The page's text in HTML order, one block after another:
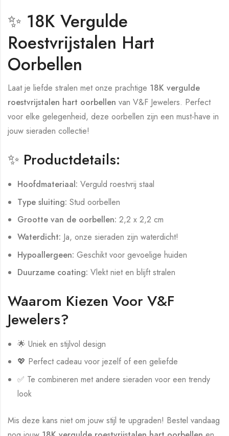
✨ 18K Vergulde
Roestvrijstalen Hart
Oorbellen
Laat je liefde stralen met onze prachtige 18K vergulde
roestvrijstalen hart oorbellen van V&F Jewelers. Perfect
voor elke gelegenheid, deze oorbellen zijn een must-have in
jouw sieraden collectie!
✨ Productdetails:
Hoofdmateriaal: Verguld roestvrij staal
Type sluiting: Stud oorbellen
Grootte van de oorbellen: 2,2 x 2,2 cm
Waterdicht: Ja, onze sieraden zijn waterdicht!
Hypoallergeen: Geschikt voor gevoelige huiden
Duurzame coating: Vlekt niet en blijft stralen
Waarom Kiezen Voor V&F
Jewelers?
🌟 Uniek en stijlvol design
💖 Perfect cadeau voor jezelf of een geliefde
✅ Te combineren met andere sieraden voor een trendy
look
Mis deze kans niet om jouw stijl te upgraden! Bestel vandaag